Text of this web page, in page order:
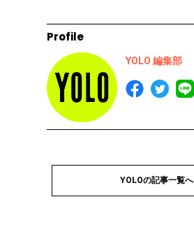
Profile
YOLO 編集部
YOLOの記事一覧へ